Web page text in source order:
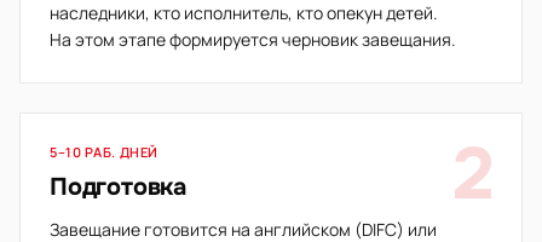
наследники, кто исполнитель, кто опекун детей.
На этом этапе формируется черновик завещания.
2
5–10 РАБ. ДНЕЙ
Подготовка
Завещание готовится на английском (DIFC) или